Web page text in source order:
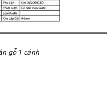
gỗ 1 cánh